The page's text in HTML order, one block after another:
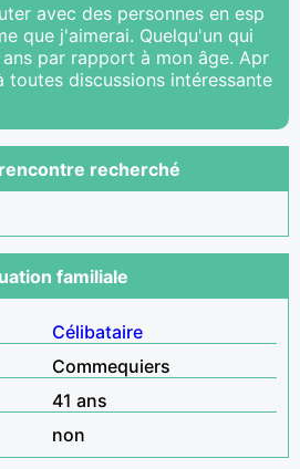
avec des personnes en esp
que j'aimerai. Quelqu'un qui
par rapport à mon âge. Apr
toutes discussions intéressante
recherché
familiale
Célibataire
Commequiers
41 ans
non